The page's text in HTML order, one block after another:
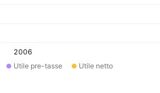
2006
Utile pre-tasse Utile netto